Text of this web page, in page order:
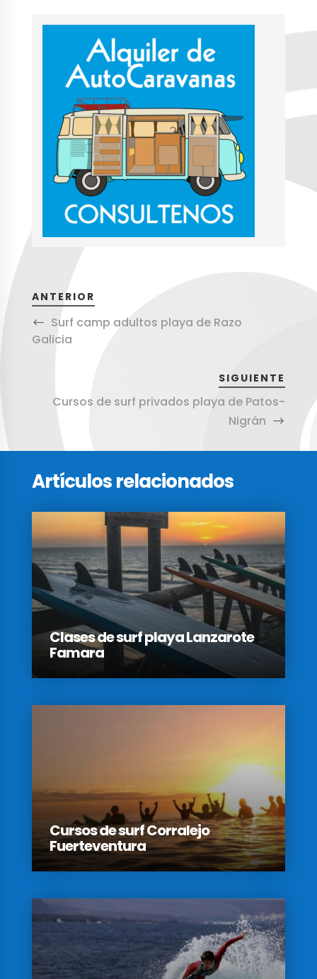
ANTERIOR
Surf camp adultos playa de Razo
Galicia
SIGUIENTE
Cursos de surf privados playa de Patos-
Nigrán
Artículos relacionados
Clases de surf playa Lanzarote
Famara
Cursos de surf Corralejo
Fuerteventura